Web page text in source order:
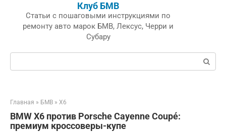
Клуб БМВ
Статьи с пошаговыми инструкциями по
ремонту авто марок БМВ, Лексус, Черри и
Субару
Поиск:
Главная » БМВ » X6
BMW X6 против Porsche Cayenne Coupé:
премиум кроссоверы-купе